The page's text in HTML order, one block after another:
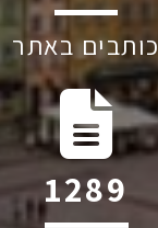
כותבים באתר
1830